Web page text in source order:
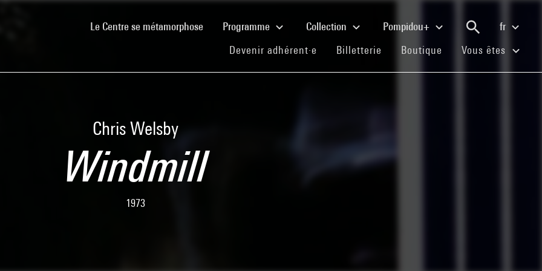
Le Centre se métamorphose(current)Programme Collection Pompidou+
fr
Devenir adhérent·e (current)
Billetterie (current)
Boutique (current)
Vous êtes
Chris Welsby
Windmill
1973